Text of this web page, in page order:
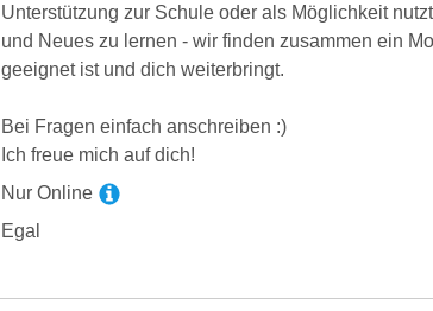
Unterstützung zur Schule oder als Möglichkeit
und Neues zu lernen - wir finden zusammen ein
geeignet ist und dich weiterbringt.
Bei Fragen einfach anschreiben :)
Ich freue mich auf dich!
Nur Online
Egal